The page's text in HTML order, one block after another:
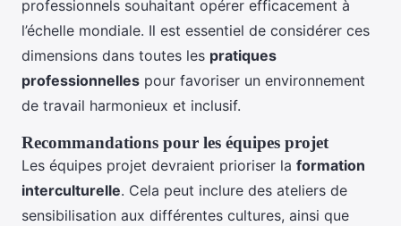
professionnels souhaitant opérer efficacement à
l’échelle mondiale. Il est essentiel de considérer ces
dimensions dans toutes les pratiques
professionnelles pour favoriser un environnement
de travail harmonieux et inclusif.
Recommandations pour les équipes projet
Les équipes projet devraient prioriser la formation
interculturelle. Cela peut inclure des ateliers de
sensibilisation aux différentes cultures, ainsi que